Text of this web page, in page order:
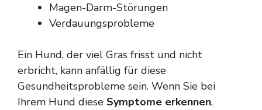
Magen-Darm-Störungen
Verdauungsprobleme
Ein Hund, der viel Gras frisst und nicht
erbricht, kann anfällig für diese
Gesundheitsprobleme sein. Wenn Sie bei
Ihrem Hund diese Symptome erkennen,